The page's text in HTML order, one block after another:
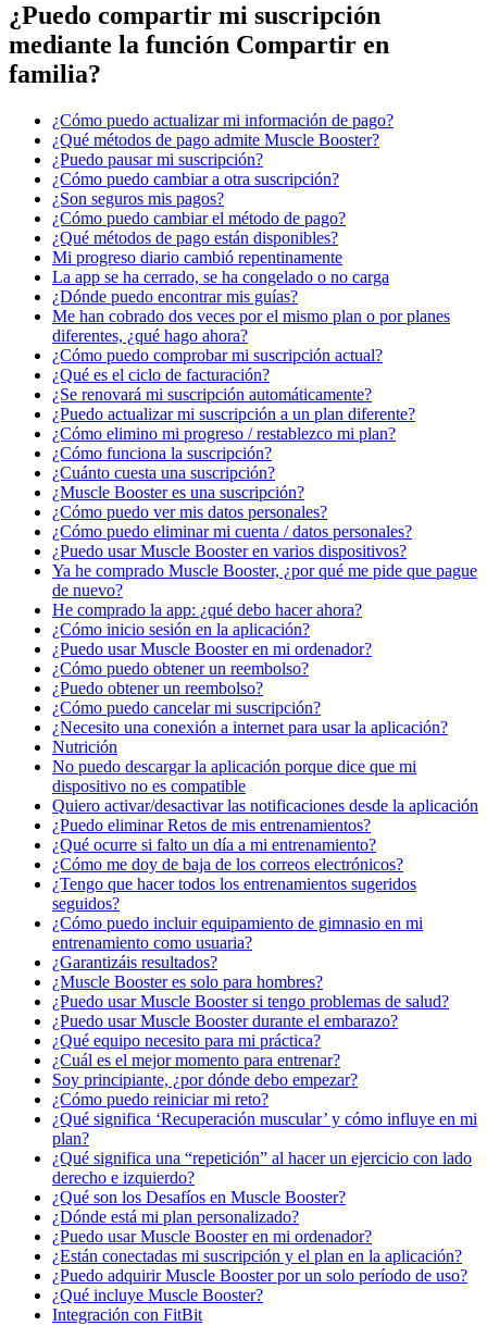
¿Puedo compartir mi suscripción
mediante la función Compartir en
familia?
¿Cómo puedo actualizar mi información de pago?
¿Qué métodos de pago admite Muscle Booster?
¿Puedo pausar mi suscripción?
¿Cómo puedo cambiar a otra suscripción?
¿Son seguros mis pagos?
¿Cómo puedo cambiar el método de pago?
¿Qué métodos de pago están disponibles?
Mi progreso diario cambió repentinamente
La app se ha cerrado, se ha congelado o no carga
¿Dónde puedo encontrar mis guías?
Me han cobrado dos veces por el mismo plan o por planes
diferentes, ¿qué hago ahora?
¿Cómo puedo comprobar mi suscripción actual?
¿Qué es el ciclo de facturación?
¿Se renovará mi suscripción automáticamente?
¿Puedo actualizar mi suscripción a un plan diferente?
¿Cómo elimino mi progreso / restablezco mi plan?
¿Cómo funciona la suscripción?
¿Cuánto cuesta una suscripción?
¿Muscle Booster es una suscripción?
¿Cómo puedo ver mis datos personales?
¿Cómo puedo eliminar mi cuenta / datos personales?
¿Puedo usar Muscle Booster en varios dispositivos?
Ya he comprado Muscle Booster, ¿por qué me pide que pague
de nuevo?
He comprado la app: ¿qué debo hacer ahora?
¿Cómo inicio sesión en la aplicación?
¿Puedo usar Muscle Booster en mi ordenador?
¿Cómo puedo obtener un reembolso?
¿Puedo obtener un reembolso?
¿Cómo puedo cancelar mi suscripción?
¿Necesito una conexión a internet para usar la aplicación?
Nutrición
No puedo descargar la aplicación porque dice que mi
dispositivo no es compatible
Quiero activar/desactivar las notificaciones desde la aplicación
¿Puedo eliminar Retos de mis entrenamientos?
¿Qué ocurre si falto un día a mi entrenamiento?
¿Cómo me doy de baja de los correos electrónicos?
¿Tengo que hacer todos los entrenamientos sugeridos
seguidos?
¿Cómo puedo incluir equipamiento de gimnasio en mi
entrenamiento como usuaria?
¿Garantizáis resultados?
¿Muscle Booster es solo para hombres?
¿Puedo usar Muscle Booster si tengo problemas de salud?
¿Puedo usar Muscle Booster durante el embarazo?
¿Qué equipo necesito para mi práctica?
¿Cuál es el mejor momento para entrenar?
Soy principiante, ¿por dónde debo empezar?
¿Cómo puedo reiniciar mi reto?
¿Qué significa ‘Recuperación muscular’ y cómo influye en mi
plan?
¿Qué significa una “repetición” al hacer un ejercicio con lado
derecho e izquierdo?
¿Qué son los Desafíos en Muscle Booster?
¿Dónde está mi plan personalizado?
¿Puedo usar Muscle Booster en mi ordenador?
¿Están conectadas mi suscripción y el plan en la aplicación?
¿Puedo adquirir Muscle Booster por un solo período de uso?
¿Qué incluye Muscle Booster?
Integración con FitBit